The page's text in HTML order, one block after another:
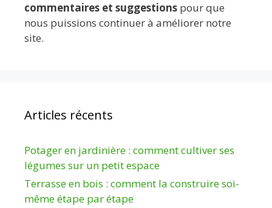
commentaires et suggestions pour que
nous puissions continuer à améliorer notre
site.
Articles récents
Potager en jardinière : comment cultiver ses
légumes sur un petit espace
Terrasse en bois : comment la construire soi-
même étape par étape